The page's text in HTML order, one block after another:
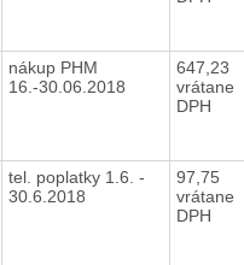
nákup PHM
16.-30.06.2018
647,23
vrátane
DPH
tel. poplatky 1.6. -
30.6.2018
97,75
vrátane
DPH